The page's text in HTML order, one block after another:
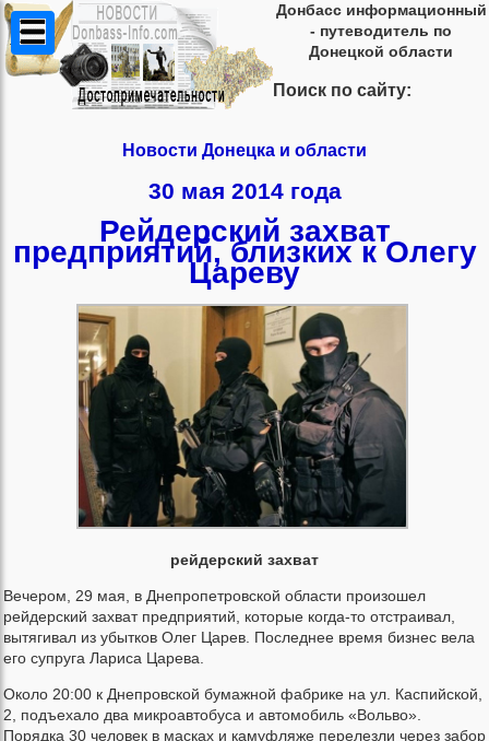
Донбасс информационный
- путеводитель по
Донецкой области
Поиск по сайту:
Новости Донецка и области
30 мая 2014 года
Рейдерский захват
предприятий, близких к Олегу
Цареву
рейдерский захват
Вечером, 29 мая, в Днепропетровской области произошел
рейдерский захват предприятий, которые когда-то отстраивал,
вытягивал из убытков Олег Царев. Последнее время бизнес вела
его супруга Лариса Царева.
Около 20:00 к Днепровской бумажной фабрике на ул. Каспийской,
2, подъехало два микроавтобуса и автомобиль «Вольво».
Порядка 30 человек в масках и камуфляже перелезли через забор